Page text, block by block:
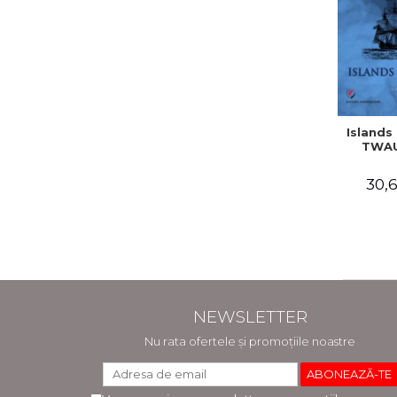
NEWSLETTER
Nu rata ofertele și promoțiile noastre